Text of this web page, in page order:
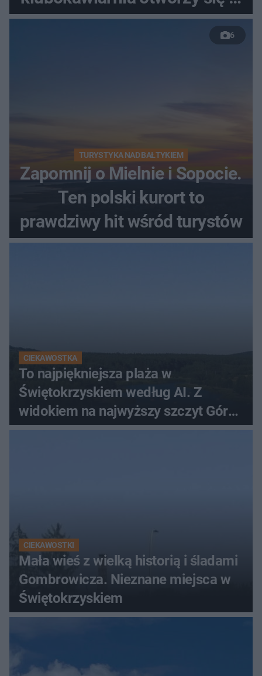
nowym miejscu
6
TURYSTYKA NAD BAŁTYKIEM
Zapomnij o Mielnie i Sopocie.
Ten polski kurort to
prawdziwy hit wśród turystów
CIEKAWOSTKA
To najpiękniejsza plaża w
Świętokrzyskiem według AI. Z
widokiem na najwyższy szczyt Gór
Świętokrzyskich
CIEKAWOSTKI
Mała wieś z wielką historią i śladami
Gombrowicza. Nieznane miejsca w
Świętokrzyskiem